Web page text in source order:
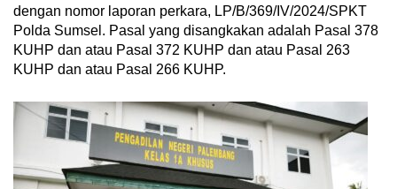
dengan nomor laporan perkara, LP/B/369/IV/2024/SPKT
Polda Sumsel. Pasal yang disangkakan adalah Pasal 378
KUHP dan atau Pasal 372 KUHP dan atau Pasal 263
KUHP dan atau Pasal 266 KUHP.